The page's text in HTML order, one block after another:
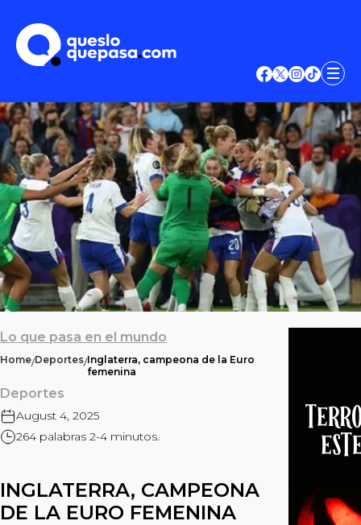
Lo que pasa en el mundo
Home/Deportes/Inglaterra, campeona de la Euro
femenina
Deportes
August 4, 2025
264 palabras 2-4 minutos.
INGLATERRA, CAMPEONA
DE LA EURO FEMENINA